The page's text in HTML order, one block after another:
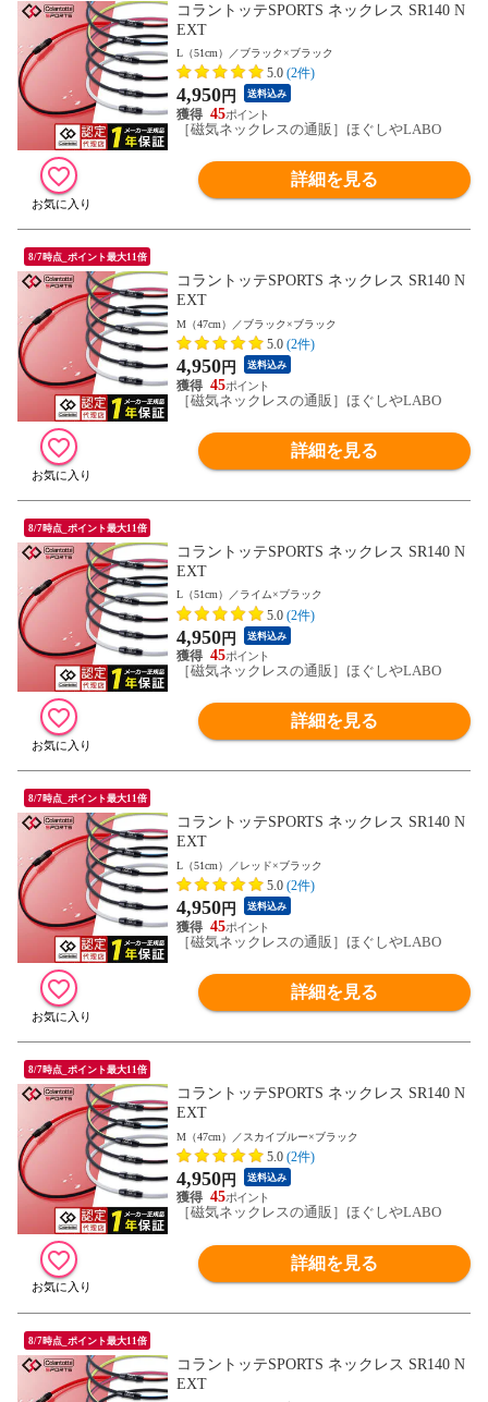
コラントッテSPORTS ネックレス SR140 N
EXT
L（51cm）／ブラック×ブラック
5.0 (2件)
4,950円 送料込み
45
［磁気ネックレスの通販］ほぐしやLABO
詳細を見る
8/7時点_ポイント最大11倍
コラントッテSPORTS ネックレス SR140 N
EXT
M（47cm）／ブラック×ブラック
5.0 (2件)
4,950円 送料込み
45
［磁気ネックレスの通販］ほぐしやLABO
詳細を見る
8/7時点_ポイント最大11倍
コラントッテSPORTS ネックレス SR140 N
EXT
L（51cm）／ライム×ブラック
5.0 (2件)
4,950円 送料込み
45
［磁気ネックレスの通販］ほぐしやLABO
詳細を見る
8/7時点_ポイント最大11倍
コラントッテSPORTS ネックレス SR140 N
EXT
L（51cm）／レッド×ブラック
5.0 (2件)
4,950円 送料込み
45
［磁気ネックレスの通販］ほぐしやLABO
詳細を見る
8/7時点_ポイント最大11倍
コラントッテSPORTS ネックレス SR140 N
EXT
M（47cm）／スカイブルー×ブラック
5.0 (2件)
4,950円 送料込み
45
［磁気ネックレスの通販］ほぐしやLABO
詳細を見る
8/7時点_ポイント最大11倍
コラントッテSPORTS ネックレス SR140 N
EXT